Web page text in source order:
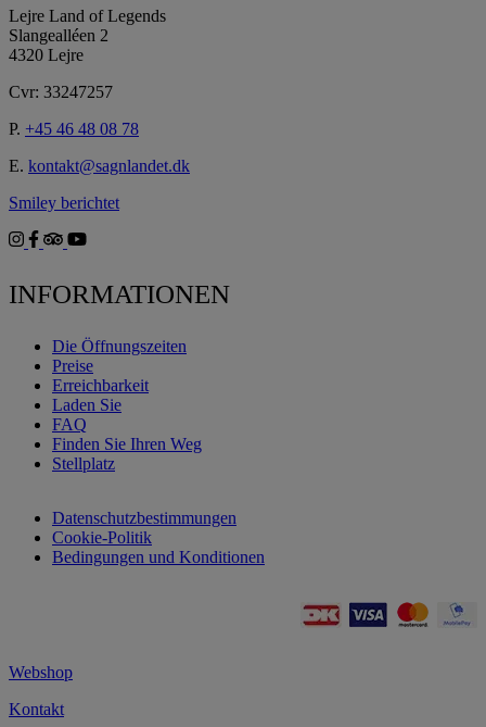
Lejre Land of Legends
Slangealléen 2
4320 Lejre
Cvr: 33247257
P. +45 46 48 08 78
E. kontakt@sagnlandet.dk
Smiley berichtet
INFORMATIONEN
Die Öffnungszeiten
Preise
Erreichbarkeit
Laden Sie
FAQ
Finden Sie Ihren Weg
Stellplatz
Datenschutzbestimmungen
Cookie-Politik
Bedingungen und Konditionen
Webshop
Kontakt